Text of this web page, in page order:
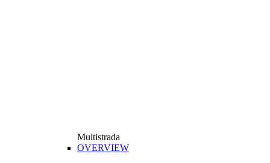
Multistrada
OVERVIEW